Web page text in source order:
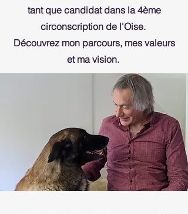
tant que candidat dans la 4ème
circonscription de l'Oise.
Découvrez mon parcours, mes valeurs
et ma vision.